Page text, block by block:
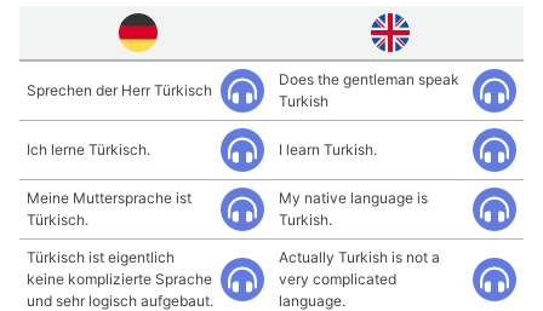
Sprechen der Herr Türkisch
Does the gentleman speak
Turkish
Ich lerne Türkisch. I learn Turkish.
Meine Muttersprache ist
Türkisch.
My native language is
Turkish.
Türkisch ist eigentlich
keine komplizierte Sprache
und sehr logisch aufgebaut.
Actually Turkish is not a
very complicated
language.